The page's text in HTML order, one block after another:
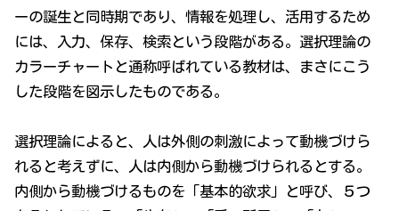
ーの誕生と同時期であり、情報を処理し、活用するため
には、入力、保存、検索という段階がある。選択理論の
カラーチャートと通称呼ばれている教材は、まさにこう
した段階を図示したものである。
選択理論によると、人は外側の刺激によって動機づけら
れると考えずに、人は内側から動機づけられるとする。
内側から動機づけるものを「基本的欲求」と呼び、５つ